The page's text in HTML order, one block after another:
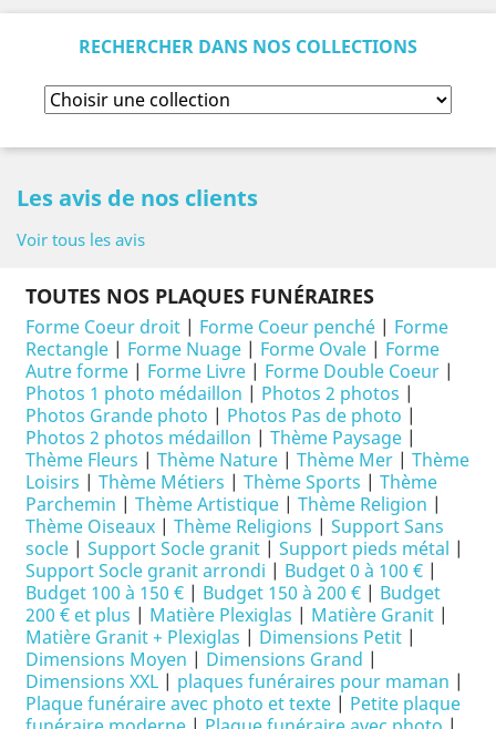
RECHERCHER DANS NOS COLLECTIONS
Les avis de nos clients
Voir tous les avis
TOUTES NOS PLAQUES FUNÉRAIRES
Forme Coeur droit | Forme Coeur penché | Forme
Rectangle | Forme Nuage | Forme Ovale | Forme
Autre forme | Forme Livre | Forme Double Coeur |
Photos 1 photo médaillon | Photos 2 photos |
Photos Grande photo | Photos Pas de photo |
Photos 2 photos médaillon | Thème Paysage |
Thème Fleurs | Thème Nature | Thème Mer | Thème
Loisirs | Thème Métiers | Thème Sports | Thème
Parchemin | Thème Artistique | Thème Religion |
Thème Oiseaux | Thème Religions | Support Sans
socle | Support Socle granit | Support pieds métal |
Support Socle granit arrondi | Budget 0 à 100 € |
Budget 100 à 150 € | Budget 150 à 200 € | Budget
200 € et plus | Matière Plexiglas | Matière Granit |
Matière Granit + Plexiglas | Dimensions Petit |
Dimensions Moyen | Dimensions Grand |
Dimensions XXL | plaques funéraires pour maman |
Plaque funéraire avec photo et texte | Petite plaque